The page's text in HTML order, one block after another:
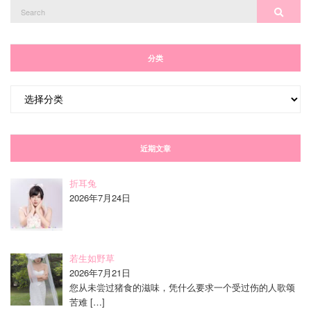
for:
分类
近期文章
折耳兔
2026年7月24日
若生如野草
2026年7月21日
您从未尝过猪食的滋味，凭什么要求一个受过伤的人歌颂
苦难[…]